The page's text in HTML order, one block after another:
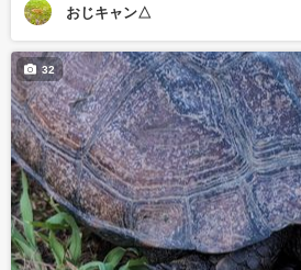
おじキャン△
32